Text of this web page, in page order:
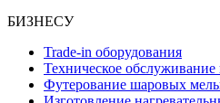
БИЗНЕСУ
Trade-in оборудования
Техническое
Футерование шаровых